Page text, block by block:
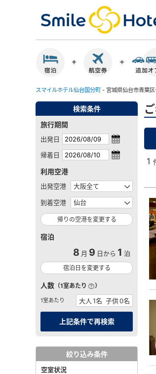
スマイルホテル仙台国分町 - 宮城県仙台市青葉
検索条件
旅行期間
出発日
帰着日
利用空港
出発空港
到着空港
帰りの空港を変更する
宿泊
8 月 9 日から 1 泊
宿泊日を変更する
人数 （1室あたり ）
1室あたり
絞り込み条件
空室状況
1